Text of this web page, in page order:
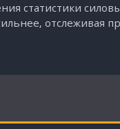
статистики
отслеживая